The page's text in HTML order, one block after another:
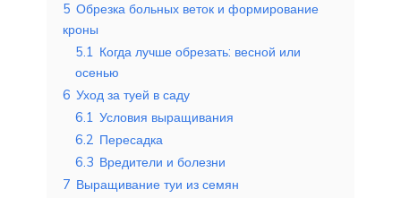
5 Обрезка больных веток и формирование
кроны
5.1 Когда лучше обрезать: весной или
осенью
6 Уход за туей в саду
6.1 Условия выращивания
6.2 Пересадка
6.3 Вредители и болезни
7 Выращивание туи из семян